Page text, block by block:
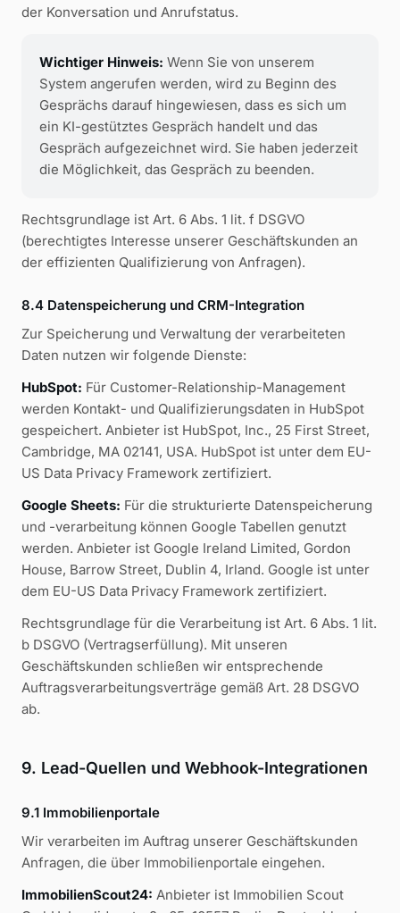
der Konversation und Anrufstatus.
Wichtiger Hinweis: Wenn Sie von unserem
System angerufen werden, wird zu Beginn des
Gesprächs darauf hingewiesen, dass es sich um
ein KI-gestütztes Gespräch handelt und das
Gespräch aufgezeichnet wird. Sie haben jederzeit
die Möglichkeit, das Gespräch zu beenden.
Rechtsgrundlage ist Art. 6 Abs. 1 lit. f DSGVO
(berechtigtes Interesse unserer Geschäftskunden an
der effizienten Qualifizierung von Anfragen).
8.4 Datenspeicherung und CRM-Integration
Zur Speicherung und Verwaltung der verarbeiteten
Daten nutzen wir folgende Dienste:
HubSpot: Für Customer-Relationship-Management
werden Kontakt- und Qualifizierungsdaten in HubSpot
gespeichert. Anbieter ist HubSpot, Inc., 25 First Street,
Cambridge, MA 02141, USA. HubSpot ist unter dem EU-
US Data Privacy Framework zertifiziert.
Google Sheets: Für die strukturierte Datenspeicherung
und -verarbeitung können Google Tabellen genutzt
werden. Anbieter ist Google Ireland Limited, Gordon
House, Barrow Street, Dublin 4, Irland. Google ist unter
dem EU-US Data Privacy Framework zertifiziert.
Rechtsgrundlage für die Verarbeitung ist Art. 6 Abs. 1 lit.
b DSGVO (Vertragserfüllung). Mit unseren
Geschäftskunden schließen wir entsprechende
Auftragsverarbeitungsverträge gemäß Art. 28 DSGVO
ab.
9. Lead-Quellen und Webhook-Integrationen
9.1 Immobilienportale
Wir verarbeiten im Auftrag unserer Geschäftskunden
Anfragen, die über Immobilienportale eingehen.
ImmobilienScout24: Anbieter ist Immobilien Scout